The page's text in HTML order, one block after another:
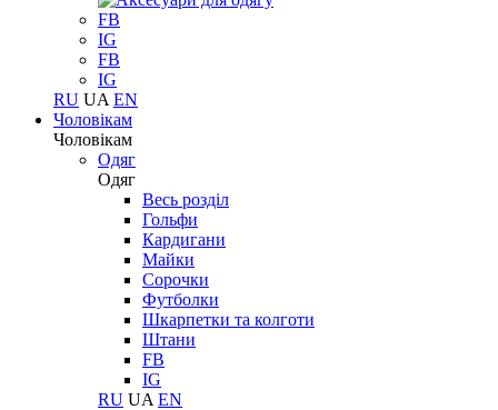
FB
IG
FB
IG
RU UA EN
Чоловікам
Чоловікам
Одяг
Одяг
Весь розділ
Гольфи
Кардигани
Майки
Сорочки
Футболки
Шкарпетки та колготи
Штани
FB
IG
RU UA EN